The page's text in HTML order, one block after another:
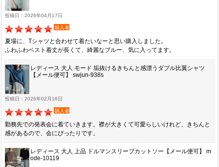
投稿日：2026年04月17日
購入者
夏場に、Tシャツと合わせて着たいなーと思い購入しました。
ふわふわベスト着丈が長くて、綺麗なブルー、気に入ってます。
レディース 大人 モード 垢抜けるきちんと感漂うダブル比翼シャツ
【メール便可】 swjun-938s
投稿日：2026年02月16日
購入者
勤務先での発表会に着ていきます。襟が大きくて可愛らしいけれど、きちんと
感があるので、会にぴったりです。
レディース 大人 上品 ドルマンスリーブカットソー【メール便可】 m
ode-10119